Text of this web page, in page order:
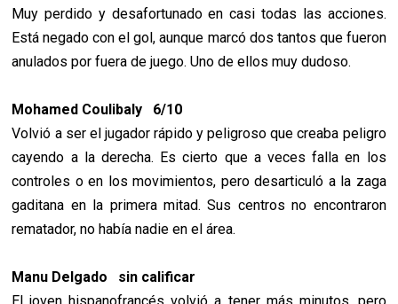
Muy perdido y desafortunado en casi todas las acciones.
Está negado con el gol, aunque marcó dos tantos que fueron
anulados por fuera de juego. Uno de ellos muy dudoso.
Mohamed Coulibaly 6/10
Volvió a ser el jugador rápido y peligroso que creaba peligro
cayendo a la derecha. Es cierto que a veces falla en los
controles o en los movimientos, pero desarticuló a la zaga
gaditana en la primera mitad. Sus centros no encontraron
rematador, no había nadie en el área.
Manu Delgado sin calificar